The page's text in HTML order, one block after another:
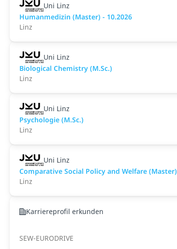
Uni Linz
Humanmedizin (Master) - 10.2026
Linz
Uni Linz
Biological Chemistry (M.Sc.)
Linz
Uni Linz
Psychologie (M.Sc.)
Linz
Uni Linz
Comparative Social Policy and Welfare (Master)
Linz
Karriereprofil erkunden
SEW-EURODRIVE